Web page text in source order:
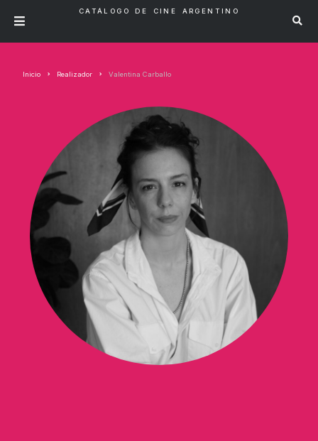
CATÁLOGO DE CINE ARGENTINO
Inicio Realizador Valentina Carballo